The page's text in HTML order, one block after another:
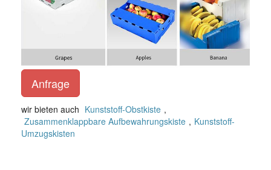
Anfrage
wir bieten auch Kunststoff-Obstkiste ,
Zusammenklappbare Aufbewahrungskiste , Kunststoff-
Umzugskisten